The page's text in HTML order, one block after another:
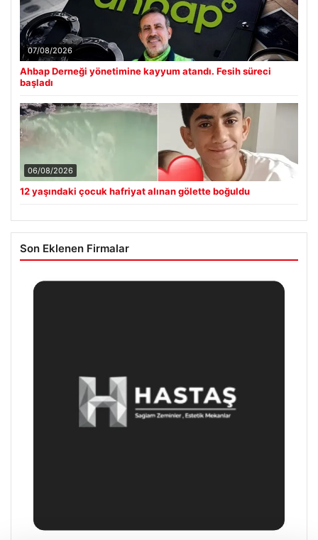
07/08/2026
Ahbap Derneği yönetimine kayyum atandı. Fesih süreci
başladı
06/08/2026
12 yaşındaki çocuk hafriyat alınan gölette boğuldu
Son Eklenen Firmalar